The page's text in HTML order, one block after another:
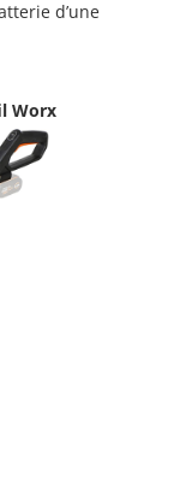
d’une
Worx